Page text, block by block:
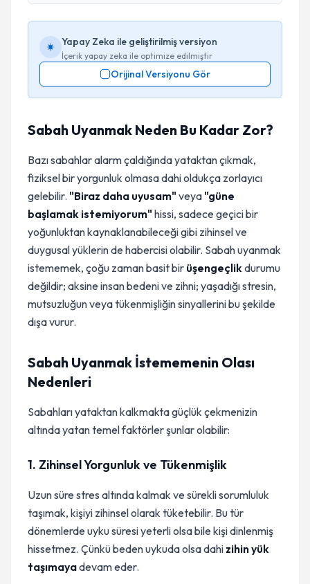
Yapay Zeka ile geliştirilmiş versiyon
İçerik yapay zeka ile optimize edilmiştir
Orijinal Versiyonu Gör
Sabah Uyanmak Neden Bu Kadar Zor?
Bazı sabahlar alarm çaldığında yataktan çıkmak,
fiziksel bir yorgunluk olmasa dahi oldukça zorlayıcı
gelebilir. "Biraz daha uyusam"veya "güne
başlamak istemiyorum"hissi, sadece geçici bir
yoğunluktan kaynaklanabileceği gibi zihinsel ve
duygusal yüklerin de habercisi olabilir. Sabah uyanmak
istememek, çoğu zaman basit bir üşengeçlikdurumu
değildir; aksine insan bedeni ve zihni; yaşadığı stresin,
mutsuzluğun veya tükenmişliğin sinyallerini bu şekilde
dışa vurur.
Sabah Uyanmak İstememenin Olası
Nedenleri
Sabahları yataktan kalkmakta güçlük çekmenizin
altında yatan temel faktörler şunlar olabilir:
1. Zihinsel Yorgunluk ve Tükenmişlik
Uzun süre stres altında kalmak ve sürekli sorumluluk
taşımak, kişiyi zihinsel olarak tüketebilir. Bu tür
dönemlerde uyku süresi yeterli olsa bile kişi dinlenmiş
hissetmez. Çünkü beden uykuda olsa dahi zihin yük
taşımayadevam eder.